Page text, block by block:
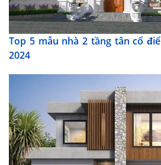
Top 5 mẫu nhà 2 tầng tân cổ
2024